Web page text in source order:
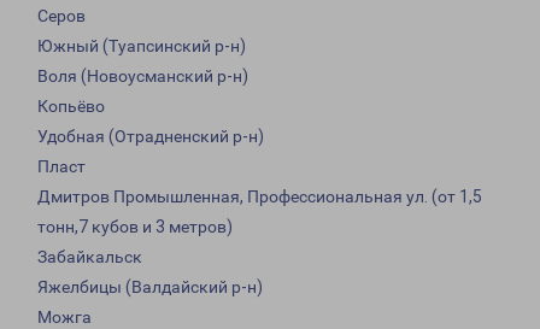
Серов
Южный (Туапсинский р-н)
Воля (Новоусманский р-н)
Копьёво
Удобная (Отрадненский р-н)
Пласт
Дмитров Промышленная, Профессиональная ул. (от 1,5
тонн,7 кубов и 3 метров)
Забайкальск
Яжелбицы (Валдайский р-н)
Можга